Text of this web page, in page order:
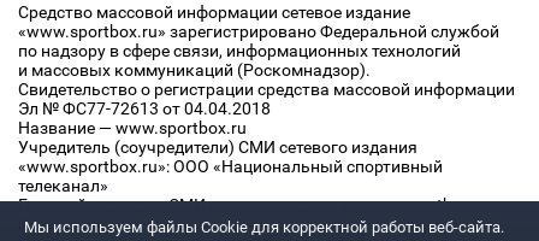
Средство массовой информации сетевое издание
«www.sportbox.ru» зарегистрировано Федеральной службой
по надзору в сфере связи, информационных технологий
и массовых коммуникаций (Роскомнадзор).
Свидетельство о регистрации средства массовой информации
Эл № ФС77-72613 от 04.04.2018
Название — www.sportbox.ru
Учредитель (соучредители) СМИ сетевого издания
«www.sportbox.ru»: ООО «Национальный спортивный
телеканал»
Главный редактор СМИ сетевого издания «www.sportbox.ru»:
Конов В.А.
Мы используем файлы Сookie для корректной работы веб-сайта.